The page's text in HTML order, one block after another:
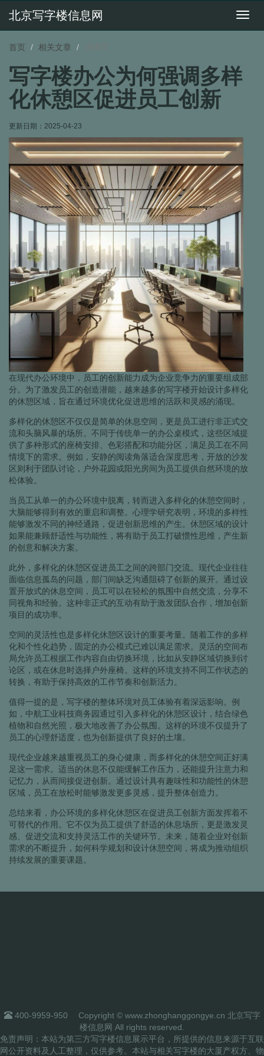
切
北京写字楼信息网
首页 相关文章
写字楼办公为何强调多样
化休憩区促进员工创新
更新日期： 2025-04-23
在现代办公环境中，员工的创新能力成为企业竞争力的重要组成部
分。为了激发员工的创造潜能，越来越多的写字楼开始设计多样化
的休憩区域，旨在通过环境优化促进思维的活跃和灵感的涌现。
多样化的休憩区不仅仅是简单的休息空间，更是员工进行非正式交
流和头脑风暴的场所。不同于传统单一的办公桌模式，这些区域提
供了多种形式的座椅安排、色彩搭配和功能分区，满足员工在不同
情境下的需求。例如，安静的阅读角落适合深度思考，开放的沙发
区则利于团队讨论，户外花园或阳光房间为员工提供自然环境的放
松体验。
当员工从单一的办公环境中脱离，转而进入多样化的休憩空间时，
大脑能够得到有效的重启和调整。心理学研究表明，环境的多样性
能够激发不同的神经通路，促进创新思维的产生。休憩区域的设计
如果能兼顾舒适性与功能性，将有助于员工打破惯性思维，产生新
的创意和解决方案。
此外，多样化的休憩区促进员工之间的跨部门交流。现代企业往往
面临信息孤岛的问题，部门间缺乏沟通阻碍了创新的展开。通过设
置开放式的休息空间，员工可以在轻松的氛围中自然交流，分享不
同视角和经验。这种非正式的互动有助于激发团队合作，增加创新
项目的成功率。
空间的灵活性也是多样化休憩区设计的重要考量。随着工作的多样
化和个性化趋势，固定的办公模式已难以满足需求。灵活的空间布
局允许员工根据工作内容自由切换环境，比如从安静区域切换到讨
论区，或在休息时选择户外座椅。这样的环境支持不同工作状态的
转换，有助于保持高效的工作节奏和创新活力。
值得一提的是，写字楼的整体环境对员工体验有着深远影响。例
如，中航工业科技商务园通过引入多样化的休憩区设计，结合绿色
植物和自然光照，极大地改善了办公氛围。这样的环境不仅提升了
员工的心理舒适度，也为创新提供了良好的土壤。
现代企业越来越重视员工的身心健康，而多样化的休憩空间正好满
足这一需求。适当的休息不仅能缓解工作压力，还能提升注意力和
记忆力，从而间接促进创新。通过设计具有趣味性和功能性的休憩
区域，员工在放松时能够激发更多灵感，提升整体创造力。
总结来看，办公环境的多样化休憩区在促进员工创新方面发挥着不
可替代的作用。它不仅为员工提供了舒适的休息场所，更是激发灵
感、促进交流和支持灵活工作的关键环节。未来，随着企业对创新
需求的不断提升，如何科学规划和设计休憩空间，将成为推动组织
持续发展的重要课题。
400-9959-950
Copyright © www.zhonghanggongye.cn 北京写字
楼信息网 All rights reserved.
免责声明：本站为第三方写字楼信息展示平台，所提供的信息来源于互联
网公开资料及人工整理，仅供参考。本站与相关写字楼的大厦产权方、物